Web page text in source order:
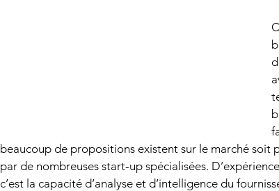
beaucoup de propositions existent sur le marché
par de nombreuses start-up spécialisées.
c’est la capacité d’analyse et d’intelligence du